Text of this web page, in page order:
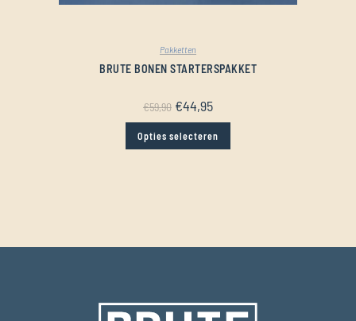
Pakketten
BRUTE BONEN STARTERSPAKKET
€59,90 €44,95
Opties selecteren